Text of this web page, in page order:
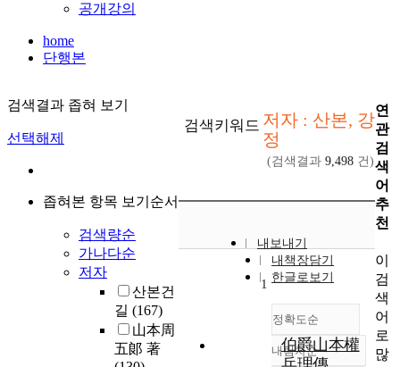
공개강의
home
단행본
검색결과 좁혀 보기
선택해제
좁혀본 항목 보기순서
검색량순
가나다순
저자
산본건
길 (167)
山本周
五郞 著
검색키워드 저자 : 산본, 강
정
(검색결과 9,498 건)
내보내기
내책장담기
한글로보기
정확도순
정확도
내림차순
1
伯爵山本權
연
관
검
색
어
추
천
이
검
색
어
로
많